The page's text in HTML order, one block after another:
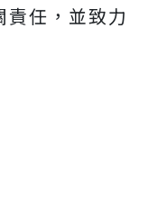
任，並致力